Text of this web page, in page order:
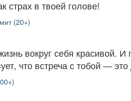
страх в твоей голове!
(20+)
вокруг себя красивой. И
что встреча с тобой —